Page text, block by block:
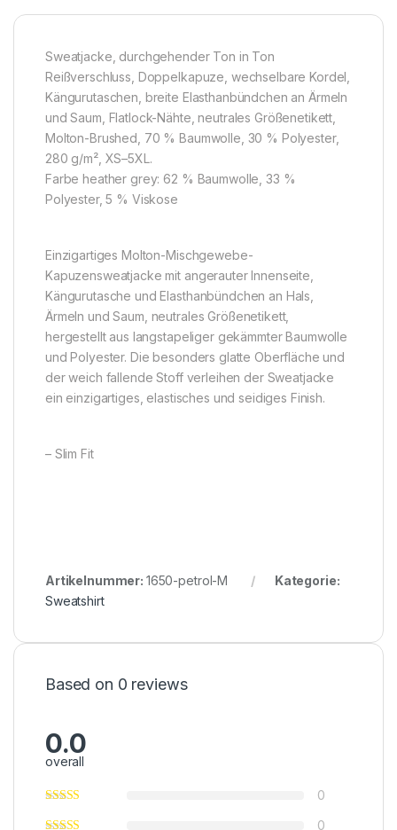
Sweatjacke, durchgehender Ton in Ton
Reißverschluss, Doppelkapuze, wechselbare Kordel,
Kängurutaschen, breite Elasthanbündchen an Ärmeln
und Saum, Flatlock-Nähte, neutrales Größenetikett,
Molton-Brushed, 70 % Baumwolle, 30 % Polyester,
280 g/m², XS–5XL.
Farbe heather grey: 62 % Baumwolle, 33 %
Polyester, 5 % Viskose
Einzigartiges Molton-Mischgewebe-
Kapuzensweatjacke mit angerauter Innenseite,
Kängurutasche und Elasthanbündchen an Hals,
Ärmeln und Saum, neutrales Größenetikett,
hergestellt aus langstapeliger gekämmter Baumwolle
und Polyester. Die besonders glatte Oberfläche und
der weich fallende Stoff verleihen der Sweatjacke
ein einzigartiges, elastisches und seidiges Finish.
– Slim Fit
Artikelnummer: 1650-petrol-M
Kategorie:
Sweatshirt
Based on 0 reviews
0.0
overall
0
0